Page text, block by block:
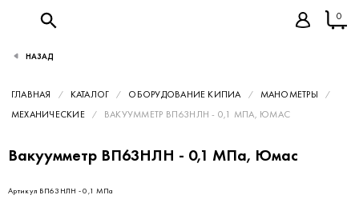
0
ГЛАВНАЯ КАТАЛОГ ОБОРУДОВАНИЕ КИПИА
МАНОМЕТРЫ
МЕХАНИЧЕСКИЕ
ВАКУУММЕТР ВП63НЛН - 0,1 МПА, ЮМАС
Вакуумметр ВП63НЛН - 0,1 МПа, Юмас
Артикул ВП63НЛН - 0,1 МПа
НАЗАД